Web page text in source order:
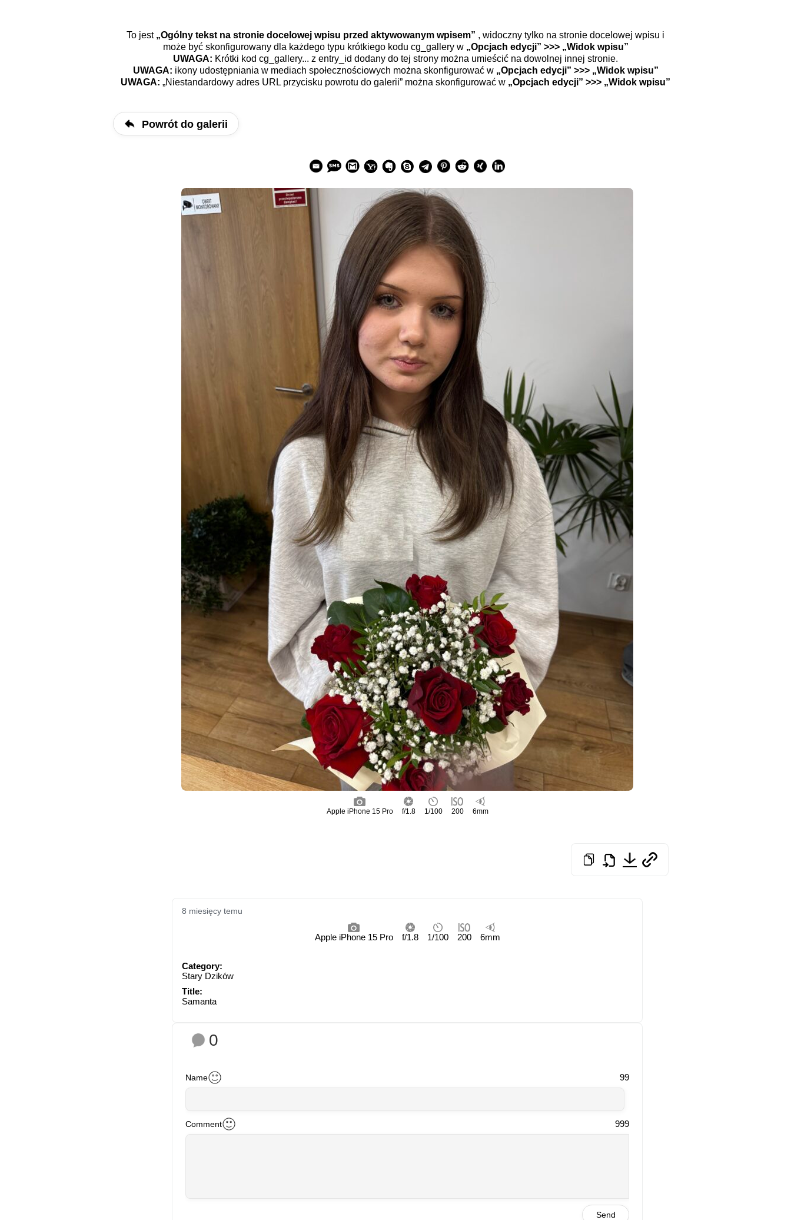
To jest „Ogólny tekst na stronie docelowej wpisu przed aktywowanym wpisem” , widoczny tylko na stronie docelowej wpisu i
może być skonfigurowany dla każdego typu krótkiego kodu cg_gallery w „Opcjach edycji” >>> „Widok wpisu”
UWAGA: Krótki kod cg_gallery... z entry_id dodany do tej strony można umieścić na dowolnej innej stronie.
UWAGA: ikony udostępniania w mediach społecznościowych można skonfigurować w „Opcjach edycji” >>> „Widok wpisu”
UWAGA: „Niestandardowy adres URL przycisku powrotu do galerii” można skonfigurować w „Opcjach edycji” >>> „Widok wpisu”
Powrót do galerii
Apple iPhone 15 Pro f/1.8 1/100 200 6mm
8 miesięcy temu
Apple iPhone 15 Pro f/1.8 1/100 200 6mm
Category:
Stary Dzików
Title:
Samanta
0
Name 99
Comment 999
Send